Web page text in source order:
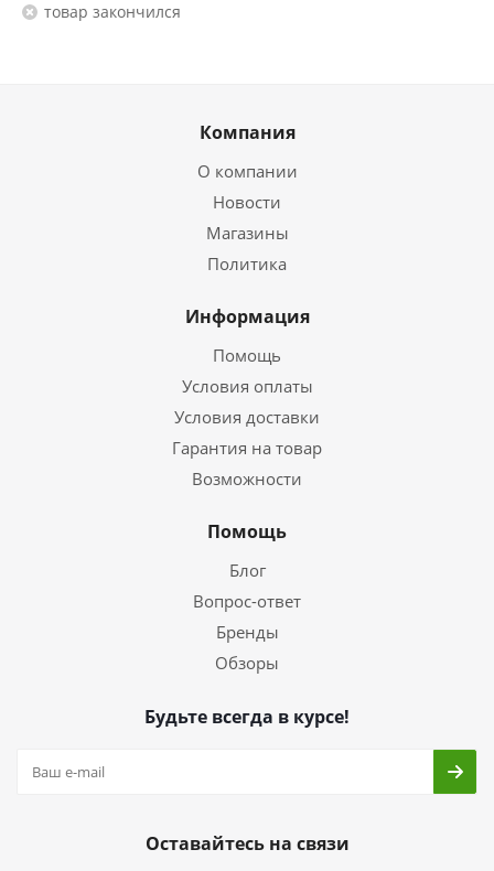
Товар закончился
Компания
О компании
Новости
Магазины
Политика
Информация
Помощь
Условия оплаты
Условия доставки
Гарантия на товар
Возможности
Помощь
Блог
Вопрос-ответ
Бренды
Обзоры
Будьте всегда в курсе!
Оставайтесь на связи